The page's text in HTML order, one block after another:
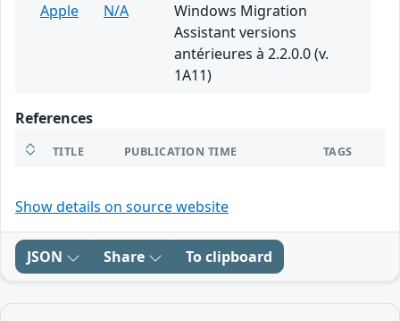
Apple
N/A
Windows Migration
Assistant versions
antérieures à 2.2.0.0 (v.
1A11)
References
TITLE PUBLICATION TIME TAGS
Show details on source website
JSON Share To clipboard